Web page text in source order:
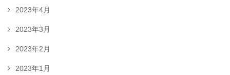
2023年4月
2023年3月
2023年2月
2023年1月